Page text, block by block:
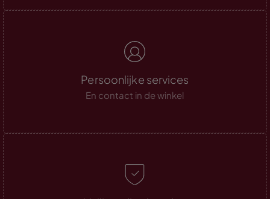
Persoonlijke services
En contact in de winkel